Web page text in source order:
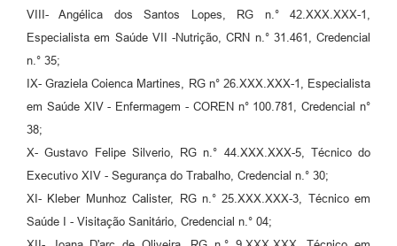
VIII- Angélica dos Santos Lopes, RG n.° 42.XXX.XXX-1,
Especialista em Saúde VII -Nutrição, CRN n.° 31.461, Credencial
n.° 35;
IX- Graziela Coienca Martines, RG n° 26.XXX.XXX-1, Especialista
em Saúde XIV - Enfermagem - COREN n° 100.781, Credencial n°
38;
X- Gustavo Felipe Silverio, RG n.° 44.XXX.XXX-5, Técnico do
Executivo XIV - Segurança do Trabalho, Credencial n.° 30;
XI- Kleber Munhoz Calister, RG n.° 25.XXX.XXX-3, Técnico em
Saúde I - Visitação Sanitário, Credencial n.° 04;